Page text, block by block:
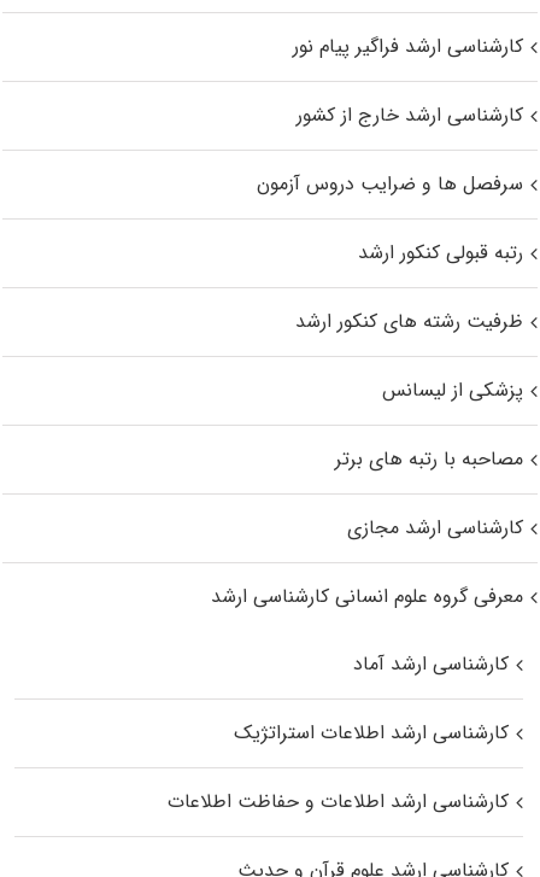
کارشناسی ارشد فراگیر پیام نور
کارشناسی ارشد خارج از کشور
سرفصل ها و ضرایب دروس آزمون
رتبه قبولی کنکور ارشد
ظرفیت رشته های کنکور ارشد
پزشکی از لیسانس
مصاحبه با رتبه های برتر
کارشناسی ارشد مجازی
معرفی گروه علوم انسانی کارشناسی ارشد
کارشناسی ارشد آماد
کارشناسی ارشد اطلاعات استراتژیک
کارشناسی ارشد اطلاعات و حفاظت اطلاعات
کارشناسی ارشد علوم قرآن و حدیث